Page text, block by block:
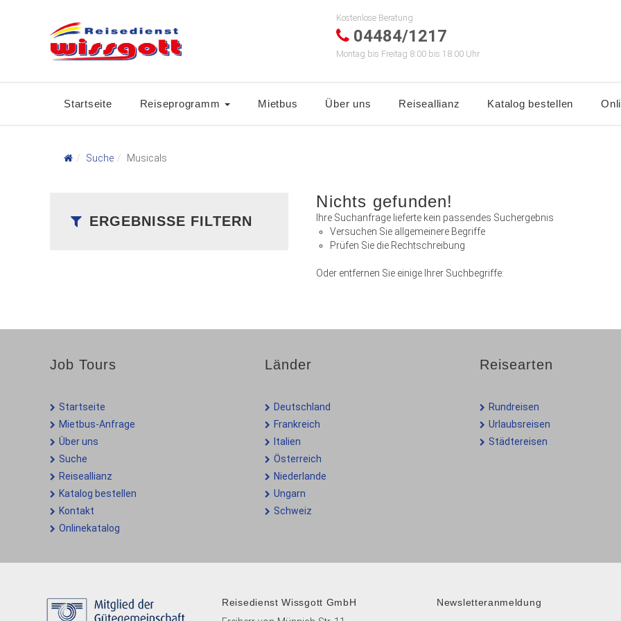
Kostenlose Beratung
04484/1217
Montag bis Freitag 8:00 bis 18:00 Uhr
Startseite Reiseprogramm Mietbus Über uns Reiseallianz Katalog bestellen
Suche Musicals
ERGEBNISSE FILTERN
Nichts gefunden!
Ihre Suchanfrage lieferte kein passendes Suchergebnis
Versuchen Sie allgemeinere Begriffe
Prüfen Sie die Rechtschreibung
Oder entfernen Sie einige Ihrer Suchbegriffe:
Job Tours
Startseite
Mietbus-Anfrage
Über uns
Suche
Reiseallianz
Katalog bestellen
Kontakt
Onlinekatalog
Länder
Deutschland
Frankreich
Italien
Österreich
Niederlande
Ungarn
Schweiz
Reisearten
Rundreisen
Urlaubsreisen
Städtereisen
Reisedienst Wissgott GmbH
Newsletteranmeldung